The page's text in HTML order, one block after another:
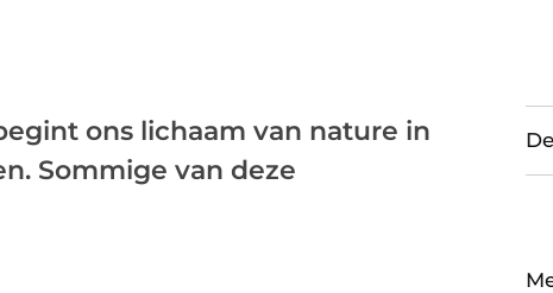
ons lichaam van nature in
Sommige van deze